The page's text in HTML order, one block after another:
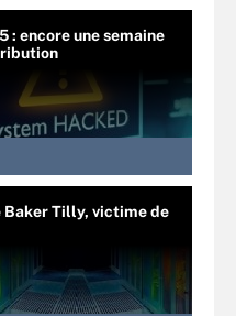
: encore une semaine
Baker Tilly, victime de